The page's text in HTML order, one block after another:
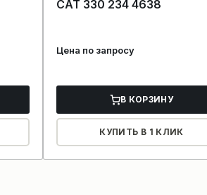
CAT 330 234 4638
Цена по запросу
В КОРЗИНУ
КУПИТЬ В 1 КЛИК